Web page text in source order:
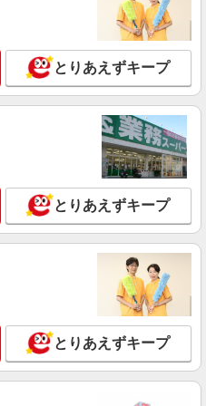
とりあえずキープ
とりあえずキープ
とりあえずキープ